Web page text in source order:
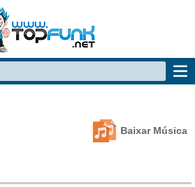
Baixar Música